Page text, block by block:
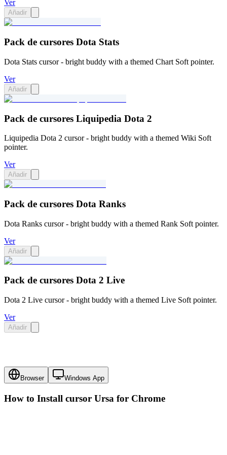
Ver
Añadir
Pack de cursores Dota Stats
Dota Stats cursor - bright buddy with a themed Chart Soft pointer.
Ver
Añadir
Pack de cursores Liquipedia Dota 2
Liquipedia Dota 2 cursor - bright buddy with a themed Wiki Soft
pointer.
Ver
Añadir
Pack de cursores Dota Ranks
Dota Ranks cursor - bright buddy with a themed Rank Soft pointer.
Ver
Añadir
Pack de cursores Dota 2 Live
Dota 2 Live cursor - bright buddy with a themed Live Soft pointer.
Ver
Añadir
Browser Windows App
How to Install cursor Ursa for Chrome